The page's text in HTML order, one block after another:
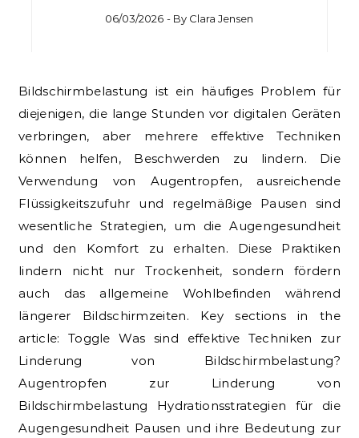
06/03/2026 - By Clara Jensen
Bildschirmbelastung ist ein häufiges Problem für
diejenigen, die lange Stunden vor digitalen Geräten
verbringen, aber mehrere effektive Techniken
können helfen, Beschwerden zu lindern. Die
Verwendung von Augentropfen, ausreichende
Flüssigkeitszufuhr und regelmäßige Pausen sind
wesentliche Strategien, um die Augengesundheit
und den Komfort zu erhalten. Diese Praktiken
lindern nicht nur Trockenheit, sondern fördern
auch das allgemeine Wohlbefinden während
längerer Bildschirmzeiten. Key sections in the
article: Toggle Was sind effektive Techniken zur
Linderung von Bildschirmbelastung?
Augentropfen zur Linderung von
Bildschirmbelastung Hydrationsstrategien für die
Augengesundheit Pausen und ihre Bedeutung zur